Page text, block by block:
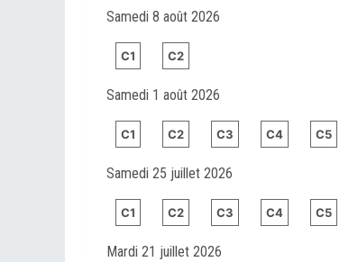
Samedi 8 août 2026
C1 C2
Samedi 1 août 2026
C1 C2 C3 C4 C5
Samedi 25 juillet 2026
C1 C2 C3 C4 C5
Mardi 21 juillet 2026